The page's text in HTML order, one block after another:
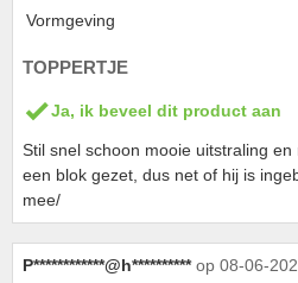
Vormgeving
TOPPERTJE
Ja, ik beveel dit product aan
Stil snel schoon mooie uitstraling
een blok gezet, dus net of hij is
mee/
P************@h********** op 08-06-